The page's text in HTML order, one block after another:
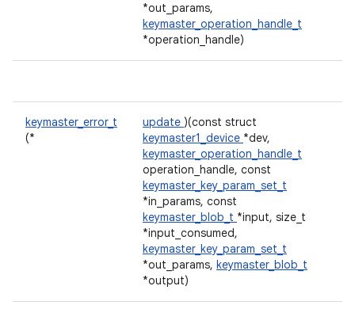
*out_params,
keymaster_operation_handle_t
*operation_handle)
keymaster_error_t
(*
update )(const struct
keymaster1_device *dev,
keymaster_operation_handle_t
operation_handle, const
keymaster_key_param_set_t
*in_params, const
keymaster_blob_t *input, size_t
*input_consumed,
keymaster_key_param_set_t
*out_params, keymaster_blob_t
*output)